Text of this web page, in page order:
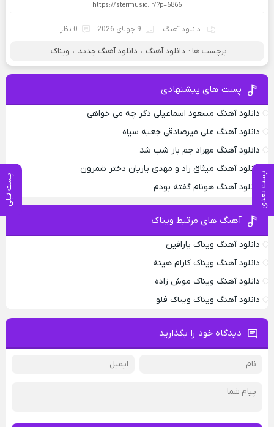
پست بعدی پست قبلی
دانلود آهنگ 9 جولای 2026 0 نظر
برچسب ها : دانلود آهنگ ، دانلود آهنگ جدید ، ویناک
پست های پیشنهادی
دانلود آهنگ مسعود اسماعیلی دگر چه می خواهی
دانلود آهنگ علی میرصادقی جعبه سیاه
دانلود آهنگ مهراد جم باز شب شد
دانلود آهنگ میثاق راد و مهدی یاریان دختر شمرون
دانلود آهنگ هونام گفته بودم
آهنگ های مرتبط ویناک
دانلود آهنگ ویناک پارافین
دانلود آهنگ ویناک کارام هیته
دانلود آهنگ ویناک موش زاده
دانلود آهنگ ویناک ویناک فلو
دیدگاه خود را بگذارید